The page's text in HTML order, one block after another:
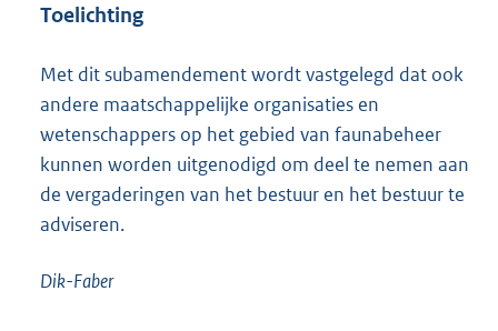
Toelichting
Met dit subamendement wordt vastgelegd dat ook
andere maatschappelijke organisaties en
wetenschappers op het gebied van faunabeheer
kunnen worden uitgenodigd om deel te nemen aan
de vergaderingen van het bestuur en het bestuur te
adviseren.
Dik-Faber